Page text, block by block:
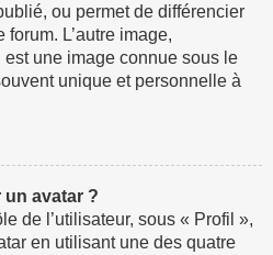
ou permet de différencier
L’autre image,
une image connue sous le
unique et personnelle à
avatar ?
de l’utilisateur, sous « Profil »,
en utilisant une des quatre